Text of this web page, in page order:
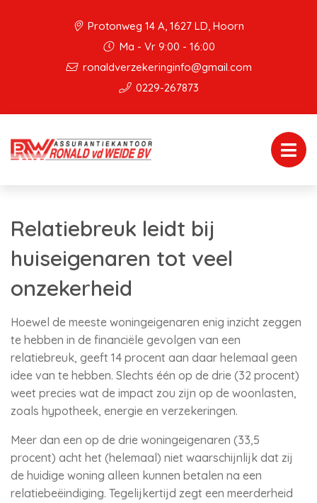
Protonweg 14 A, 1627 LD, Hoorn
Ma - Vr 9:00 - 16:00
ronaldverzekeringinfo@gmail.com
0229-267873
Relatiebreuk leidt bij
huiseigenaren tot veel
onzekerheid
Hoewel de meeste woningeigenaren enig inzicht zeggen
te hebben in de financiële gevolgen van een
relatiebreuk, geeft 14 procent aan daar helemaal geen
idee van te hebben. Slechts één op de drie (32 procent)
weet precies wat de impact zou zijn op de woonlasten,
zoals hypotheek, energie en verzekeringen.
Meer dan een op de drie woningeigenaren (33,5
procent) acht het (helemaal) niet waarschijnlijk dat zij
de huidige woning alleen kunnen betalen na een
relatiebeëindiging. Tegelijkertijd zegt een meerderheid